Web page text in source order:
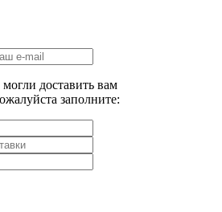
доставить вам
заполните: